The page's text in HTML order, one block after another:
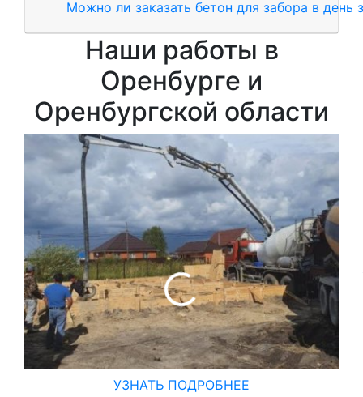
Можно ли заказать бетон для забора в день
Наши работы в
Оренбурге и
Оренбургской области
УЗНАТЬ ПОДРОБНЕЕ